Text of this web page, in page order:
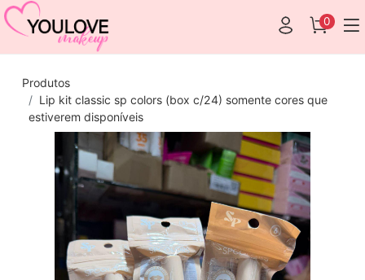
0
Produtos
Lip kit classic sp colors (box c/24) somente cores que
estiverem disponíveis